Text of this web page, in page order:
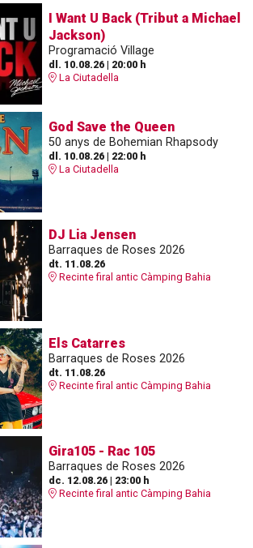
I Want U Back (Tribut a Michael
Jackson)
Programació Village
dl. 10.08.26| 20:00 h
La Ciutadella
God Save the Queen
50 anys de Bohemian Rhapsody
dl. 10.08.26| 22:00 h
La Ciutadella
DJ Lia Jensen
Barraques de Roses 2026
dt. 11.08.26
Recinte firal antic Càmping Bahia
Els Catarres
Barraques de Roses 2026
dt. 11.08.26
Recinte firal antic Càmping Bahia
Gira105 - Rac 105
Barraques de Roses 2026
dc. 12.08.26| 23:00 h
Recinte firal antic Càmping Bahia